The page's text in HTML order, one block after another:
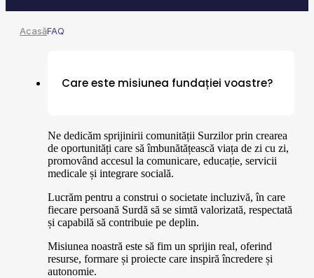
AcasăFAQ
Care este misiunea fundației voastre?
Ne dedicăm sprijinirii comunității Surzilor prin crearea
de oportunități care să îmbunătățească viața de zi cu zi,
promovând accesul la comunicare, educație, servicii
medicale și integrare socială.
Lucrăm pentru a construi o societate incluzivă, în care
fiecare persoană Surdă să se simtă valorizată, respectată
și capabilă să contribuie pe deplin.
Misiunea noastră este să fim un sprijin real, oferind
resurse, formare și proiecte care inspiră încredere și
autonomie.